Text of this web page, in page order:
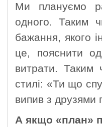
Ми плануємо
одного. Таким
бажання, якого
це, пояснити
витрати. Таким
стилі: «Ти що
випив з друзями
А якщо «план»